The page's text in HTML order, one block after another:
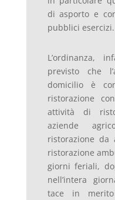
di asporto e
pubblici esercizi.
L’ordinanza,
previsto che
domicilio è
ristorazione
attività di
aziende
ristorazione
ristorazione
giorni feriali,
nell’intera
tace in